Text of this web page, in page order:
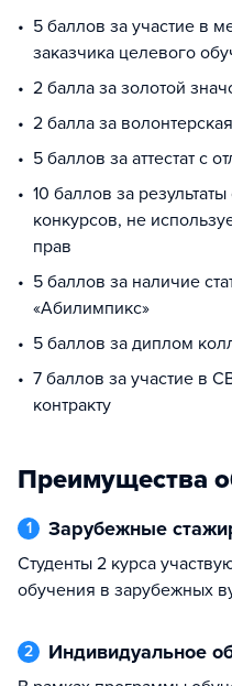
5 баллов за участие в
заказчика целевого
2 балла за золотой
2 балла за
5 баллов за аттестат с
10 баллов за
конкурсов, не
прав
5 баллов за наличие
«Абилимпикс»
5 баллов за диплом
7 баллов за участие в
контракту
Преимущества
1 Зарубежные
Студенты 2 курса участвуют в конкурсном отборе для
обучения в зарубежных
2 Индивидуальное